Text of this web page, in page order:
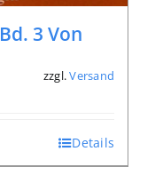
3 Von
zzgl.Versand
Details